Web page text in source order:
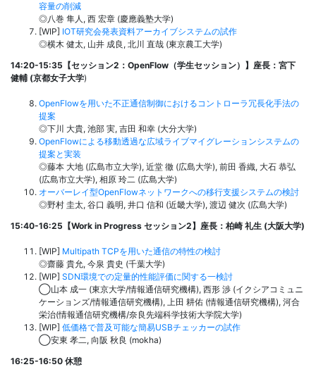
容量の削減
◎八巻 隼人, 西 宏章 (慶應義塾大学)
[WIP] IOT研究会発表資料アーカイブシステムの試作
◎横木 健太, 山井 成良, 北川 直哉 (東京農工大学)
14:20-15:35【セッション2：OpenFlow（学生セッション） 】座長： 宮下
健輔 (京都女子大学)
OpenFlowを用いた不正通信制御におけるコントローラ冗長化手法の
提案
◎下川 大貴, 池部 実, 吉田 和幸 (大分大学)
OpenFlowによる移動透過な広域ライブマイグレーションシステムの
提案と実装
◎藤本 大地 (広島市立大学), 近堂 徹 (広島大学), 前田 香織, 大石 恭弘
(広島市立大学), 相原 玲二 (広島大学)
オーバーレイ型OpenFlowネットワークへの移行支援システムの検討
◎野村 圭太, 谷口 義明, 井口 信和 (近畿大学), 渡辺 健次 (広島大学)
15:40-16:25【Work in Progress セッション2】座長： 柏崎 礼生 (大阪大学)
[WIP] Multipath TCPを用いた通信の特性の検討
◎齋藤 貴允, 今泉 貴史 (千葉大学)
[WIP] SDN環境での定量的性能評価に関する一検討
◯山本 成一 (東京大学/情報通信研究機構), 西形 渉 (イクシアコミュニ
ケーションズ/情報通信研究機構), 上田 耕佑 (情報通信研究機構), 河合
栄治(情報通信研究機構/奈良先端科学技術大学院大学)
[WIP] 低価格で普及可能な簡易USBチェッカーの試作
◯安東 孝二, 向阪 秋良 (mokha)
16:25-16:50 休憩